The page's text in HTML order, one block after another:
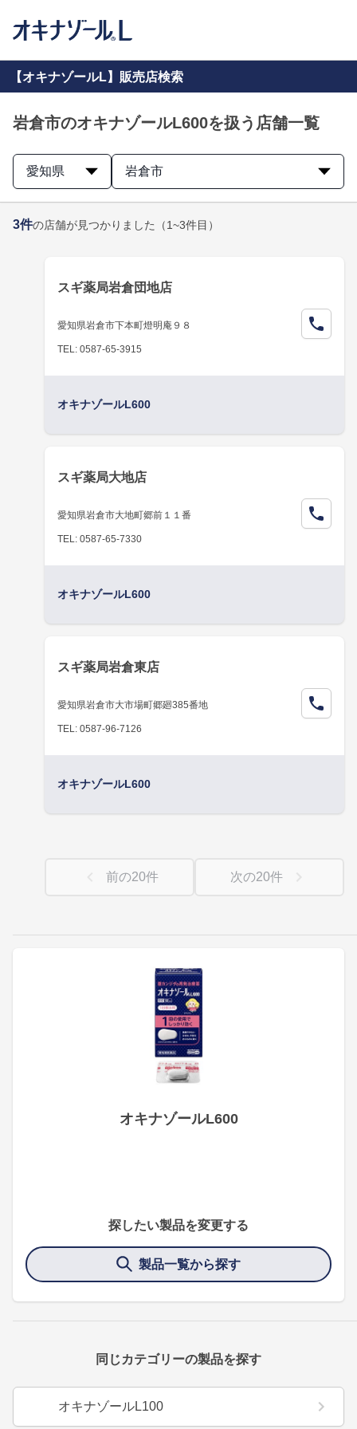
【オキナゾールL】販売店検索
岩倉市のオキナゾールL600を扱う店舗一覧
愛知県 岩倉市
オキナゾールL600
探したい製品を変更する
製品一覧から探す
同じカテゴリーの製品を探す
オキナゾールL100
3件の店舗が見つかりました （1~3件目）
スギ薬局岩倉団地店
愛知県岩倉市下本町燈明庵９８
TEL: 0587-65-3915
オキナゾールL600
スギ薬局大地店
愛知県岩倉市大地町郷前１１番
TEL: 0587-65-7330
オキナゾールL600
スギ薬局岩倉東店
愛知県岩倉市大市場町郷廻385番地
TEL: 0587-96-7126
オキナゾールL600
前の20件 次の20件